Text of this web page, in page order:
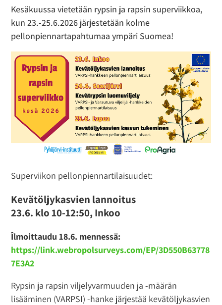
Kesäkuussa vietetään rypsin ja rapsin superviikkoa,
kun 23.-25.6.2026 järjestetään kolme
pellonpiennartapahtumaa ympäri Suomea!
Superviikon pellonpiennartilaisuudet:
Kevätöljykasvien lannoitus
23.6. klo 10-12:50, Inkoo
Îlmoittaudu 18.6. mennessä:
https://link.webropolsurveys.com/EP/3D550B63778
7E3A2
Rypsin ja rapsin viljelyvarmuuden ja -määrän
lisääminen (VARPSI) -hanke järjestää kevätöljykasvien